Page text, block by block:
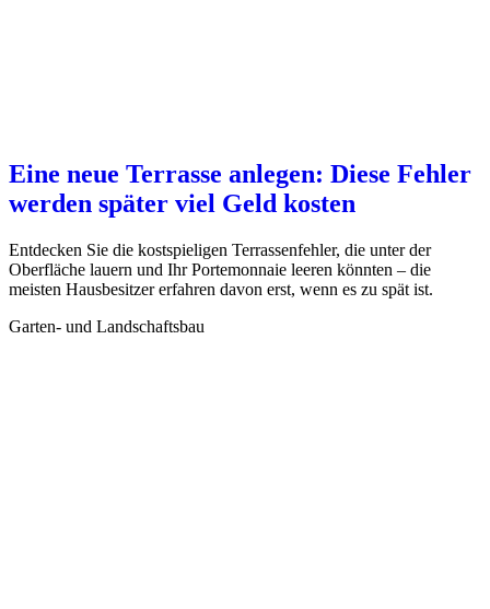
Eine neue Terrasse anlegen: Diese Fehler
werden später viel Geld kosten
Entdecken Sie die kostspieligen Terrassenfehler, die unter der
Oberfläche lauern und Ihr Portemonnaie leeren könnten – die
meisten Hausbesitzer erfahren davon erst, wenn es zu spät ist.
Garten- und Landschaftsbau